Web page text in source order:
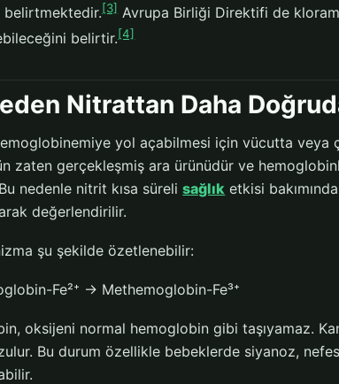
belirtmektedir.[3] Avrupa Birliği Direktifi de
belirtir.[4]
Nitrattan Daha
yol açabilmesi için vücutta
zaten gerçekleşmiş ara ürünüdür ve
nedenle nitrit kısa sürelisağlık etkisi
değerlendirilir.
şu şekilde özetlenebilir:
Fe²⁺ → Methemoglobin-Fe³⁺
oksijeni normal hemoglobin gibi taşıyamaz.
Bu durum özellikle bebeklerde siyanoz,